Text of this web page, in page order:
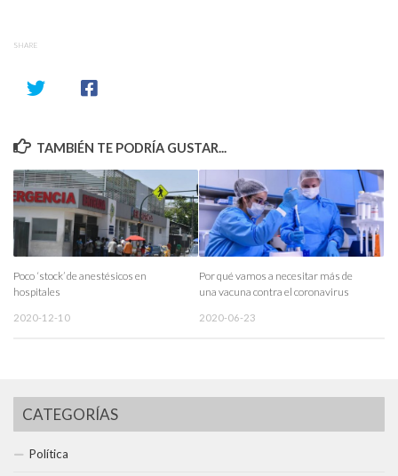
SHARE
TAMBIÉN TE PODRÍA GUSTAR...
Poco ‘stock’ de anestésicos en
hospitales
2020-12-10
Por qué vamos a necesitar más de
una vacuna contra el coronavirus
2020-06-23
CATEGORÍAS
Política